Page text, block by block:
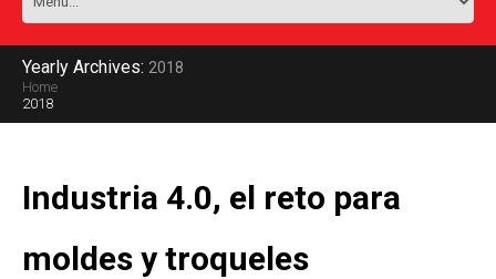
Yearly Archives: 2018
Home
2018
Industria 4.0, el reto para
moldes y troqueles